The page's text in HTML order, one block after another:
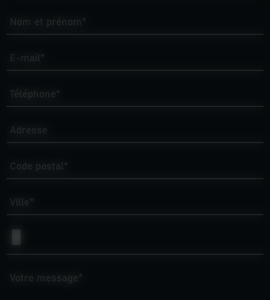
Nom et prénom*
E-mail*
Téléphone*
Adresse
Code postal*
Ville*
Votre message*